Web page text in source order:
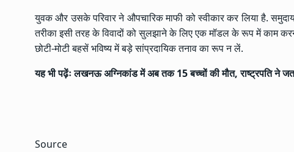
युवक और उसके परिवार ने औपचारिक माफी को स्वीकार कर लिया है.
तरीका इसी तरह के विवादों को सुलझाने के लिए एक मॉडल के रूप में काम
छोटी-मोटी बहसें भविष्य में बड़े सांप्रदायिक तनाव का रूप न लें.
यह भी पढ़ेंःलखनऊ अग्निकांड में अब तक 15 बच्चों की मौत, राष्ट्रपति ने
Source